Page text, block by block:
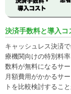
決済手数料と導入コ
キャッシュレス決済
療機関向けの特別料
数料が無料になるサ
月額費用がかかるサ
トを比較検討すること